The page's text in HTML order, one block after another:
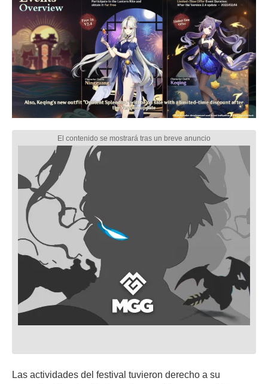
Las actividades del festival tuvieron derecho a su